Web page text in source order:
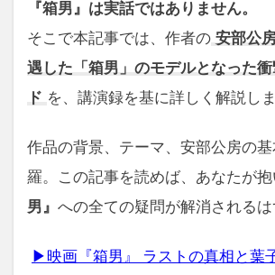
『箱男』は実話ではありません。
そこで本記事では、作者の 安部公
遇した「箱男」のモデルとなった
ド を、講演録を基に詳しく解説しま
作品の背景、テーマ、安部公房の
羅。この記事を読めば、あなたが抱
男』 への全ての疑問が解消されるは
▶映画『箱男』 ラストの真相と葉